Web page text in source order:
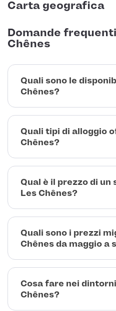
Carta geografica
Domande
Chênes
Quali sono le
Chênes?
Quali tipi di alloggio
Chênes?
Qual è il prezzo di un
Les Chênes?
Quali sono i prezzi
Chênes da maggio a
Cosa fare nei
Chênes?